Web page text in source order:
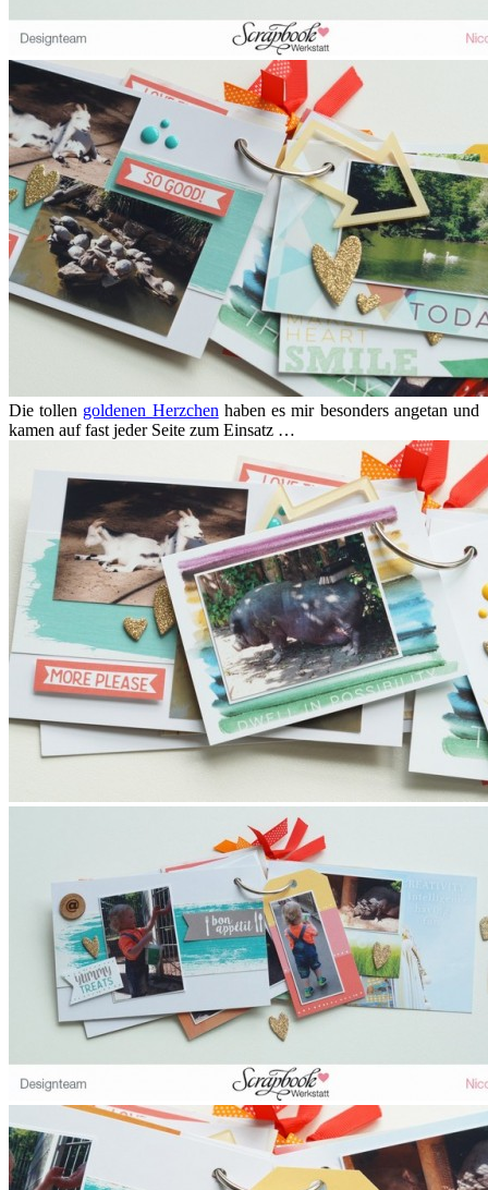
Die tollen goldenen Herzchen haben es mir besonders angetan und
kamen auf fast jeder Seite zum Einsatz …